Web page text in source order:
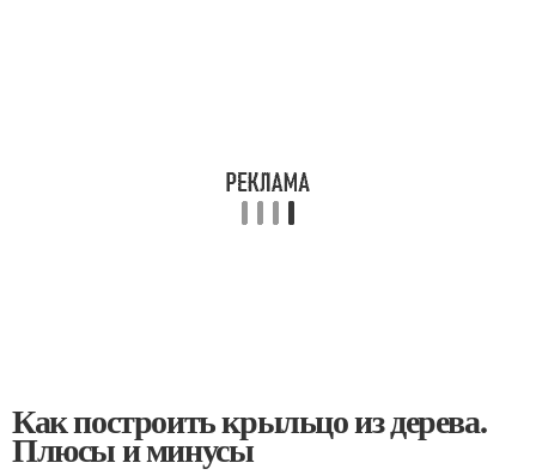
Как построить крыльцо из дерева.
Плюсы и минусы